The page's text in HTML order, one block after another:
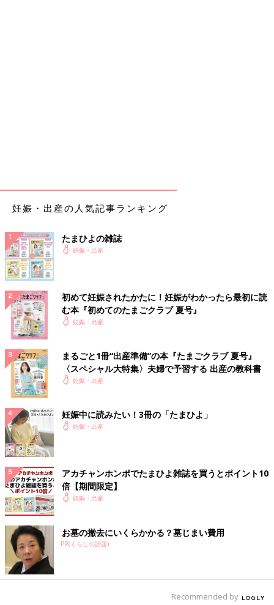
妊娠・出産の人気記事ランキング
たまひよの雑誌
妊娠・出産
初めて妊娠されたかたに！妊娠がわかったら最初に読
む本『初めてのたまごクラブ 夏号』
妊娠・出産
まるごと1冊“出産準備”の本『たまごクラブ 夏号』
〈スペシャル大特集〉夫婦で予習する 出産の教科書
妊娠・出産
妊娠中に読みたい！3冊の「たまひよ」
妊娠・出産
アカチャンホンポでたまひよ雑誌を買うとポイント10
倍【期間限定】
妊娠・出産
お墓の撤去にいくらかかる？墓じまい費用
PR(くらしの話題)
Recommended by